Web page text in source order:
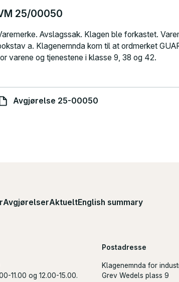
25/00050
Avslagssak. Klagen ble forkastet.
a. Klagenemnda kom til at ordmerket
varene og tjenestene i klasse 9, 38 og 42.
Avgjørelse 25-00050
AvgjørelserAktueltEnglish summary
11.00 og 12.00-15.00.
Postadresse
Klagenemnda for
Grev Wedels plass 9